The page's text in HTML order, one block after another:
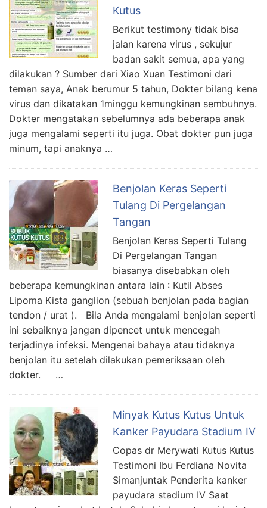
Kutus
Berikut testimony tidak bisa
jalan karena virus , sekujur
badan sakit semua, apa yang
dilakukan ? Sumber dari Xiao Xuan Testimoni dari
teman saya, Anak berumur 5 tahun, Dokter bilang kena
virus dan dikatakan 1minggu kemungkinan sembuhnya.
Dokter mengatakan sebelumnya ada beberapa anak
juga mengalami seperti itu juga. Obat dokter pun juga
minum, tapi anaknya …
Benjolan Keras Seperti
Tulang Di Pergelangan
Tangan
Benjolan Keras Seperti Tulang
Di Pergelangan Tangan
biasanya disebabkan oleh
beberapa kemungkinan antara lain : Kutil Abses
Lipoma Kista ganglion (sebuah benjolan pada bagian
tendon / urat ). Bila Anda mengalami benjolan seperti
ini sebaiknya jangan dipencet untuk mencegah
terjadinya infeksi. Mengenai bahaya atau tidaknya
benjolan itu setelah dilakukan pemeriksaan oleh
dokter. …
Minyak Kutus Kutus Untuk
Kanker Payudara Stadium IV
Copas dr Merywati Kutus Kutus
Testimoni Ibu Ferdiana Novita
Simanjuntak Penderita kanker
payudara stadium IV Saat